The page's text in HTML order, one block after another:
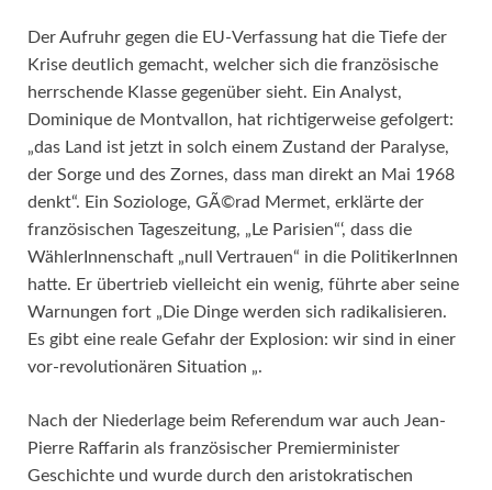
Der Aufruhr gegen die EU-Verfassung hat die Tiefe der
Krise deutlich gemacht, welcher sich die französische
herrschende Klasse gegenüber sieht. Ein Analyst,
Dominique de Montvallon, hat richtigerweise gefolgert:
„das Land ist jetzt in solch einem Zustand der Paralyse,
der Sorge und des Zornes, dass man direkt an Mai 1968
denkt“. Ein Soziologe, GÃ©rad Mermet, erklärte der
französischen Tageszeitung, „Le Parisien“‘, dass die
WählerInnenschaft „null Vertrauen“ in die PolitikerInnen
hatte. Er übertrieb vielleicht ein wenig, führte aber seine
Warnungen fort „Die Dinge werden sich radikalisieren.
Es gibt eine reale Gefahr der Explosion: wir sind in einer
vor-revolutionären Situation „.
Nach der Niederlage beim Referendum war auch Jean-
Pierre Raffarin als französischer Premierminister
Geschichte und wurde durch den aristokratischen